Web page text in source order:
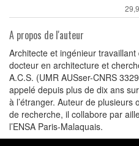
A propos de l'auteur
Architecte et ingénieur
docteur en architecture et
A.C.S. (UMR AUSser-CNRS
appelé depuis plus de dix ans
à l’étranger. Auteur de plusieurs
de recherche, il collabore par
l’ENSA Paris-Malaquais.